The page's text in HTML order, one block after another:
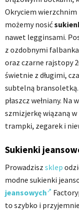
Okryciem
możemy nosić
nawet legginsami.
z ozdobnymi
oraz czarne rajstopy
świetnie z długimi,
subtelną
płaszcz wełniany.
szmizjerkę wiązaną w
trampki, zegarek i
Sukienki
Prowadzisz sklep
modne sukienki
jeansowych
to szybko i